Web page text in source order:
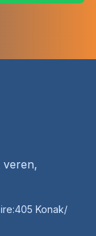
veren,
Konak/